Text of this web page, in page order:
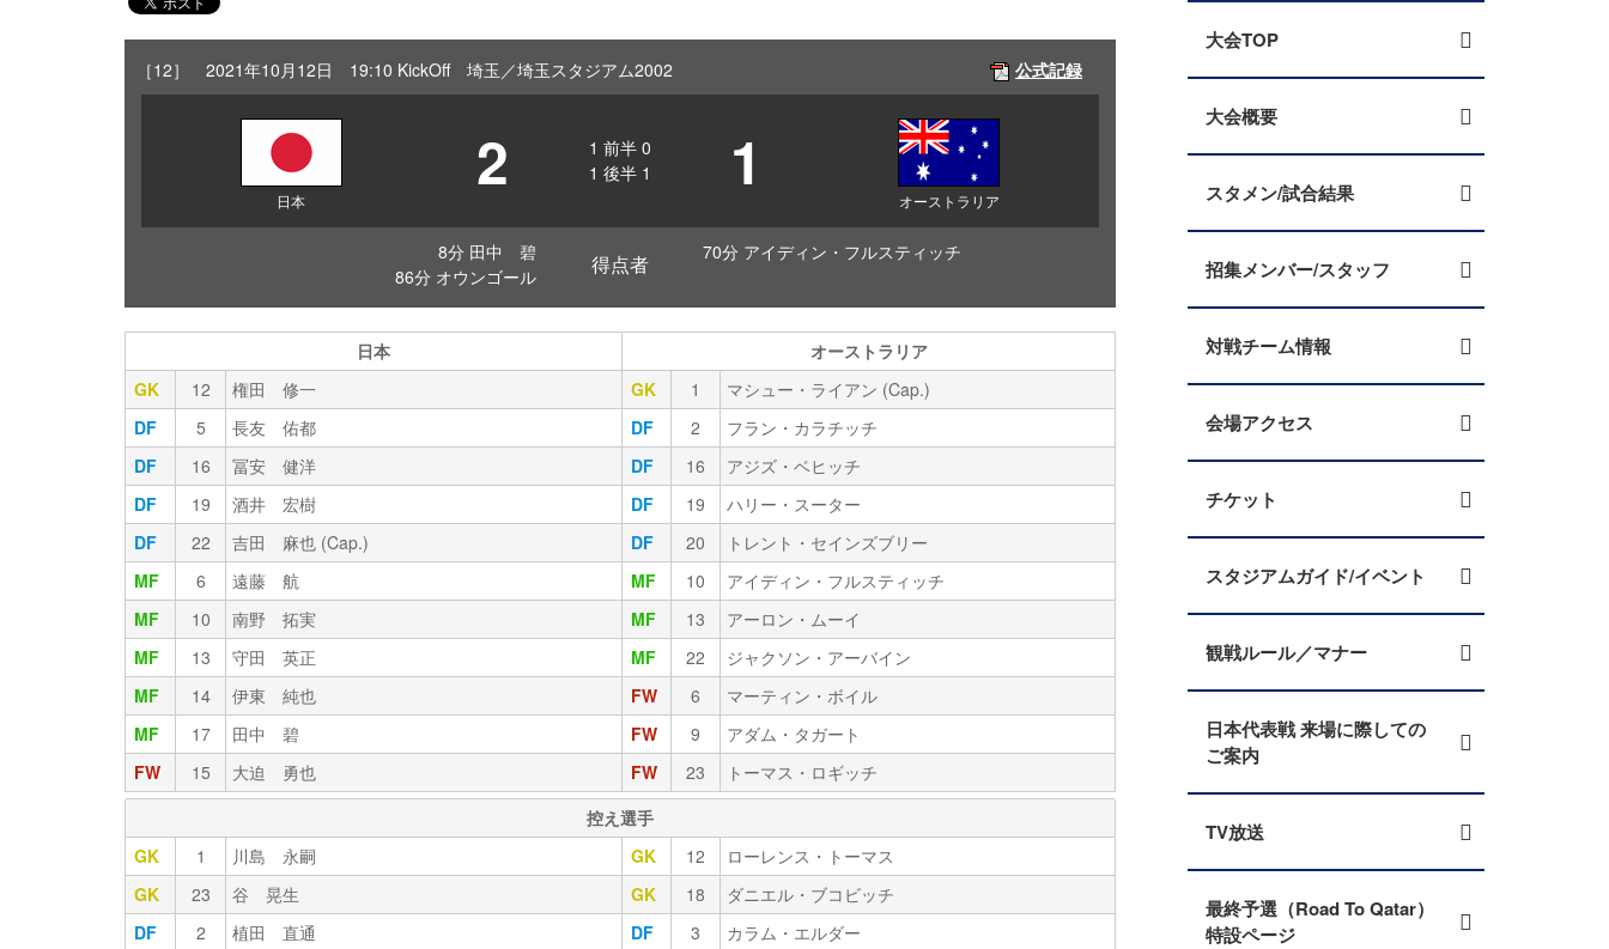
［12］ 2021年10月12日 19:10 KickOff 埼玉／埼玉スタジアム2002 公式記録
日本 2 1 前半 0
1 後半 1 1 オーストラリア
8分 田中 碧
86分 オウンゴール
得点者 70分 アイディン・フルスティッチ
日本
オーストラリア
GK
12 権田 修一 GK 1
マシュー・ライアン (Cap.)
DF
5 長友 佑都 DF 2
フラン・カラチッチ
DF
16 冨安 健洋 DF 16
アジズ・ベヒッチ
DF
19 酒井 宏樹 DF 19
ハリー・スーター
DF
22 吉田 麻也 (Cap.) DF 20
トレント・セインズブリー
MF
6 遠藤 航 MF 10
アイディン・フルスティッチ
MF
10 南野 拓実 MF 13
アーロン・ムーイ
MF
13 守田 英正 MF 22
ジャクソン・アーバイン
MF
14 伊東 純也 FW 6
マーティン・ボイル
MF
17 田中 碧 FW 9
アダム・タガート
FW
15 大迫 勇也 FW 23
トーマス・ロギッチ
控え選手
GK
1 川島 永嗣 GK 12
ローレンス・トーマス
GK
23 谷 晃生 GK 18
ダニエル・ブコビッチ
DF
2 植田 直通 DF 3
カラム・エルダー
大会TOP
大会概要
スタメン/試合結果
招集メンバー/スタッフ
対戦チーム情報
会場アクセス
チケット
スタジアムガイド/イベント
観戦ルール／マナー
日本代表戦 来場に際しての
ご案内
TV放送
最終予選（Road To Qatar）
特設ページ